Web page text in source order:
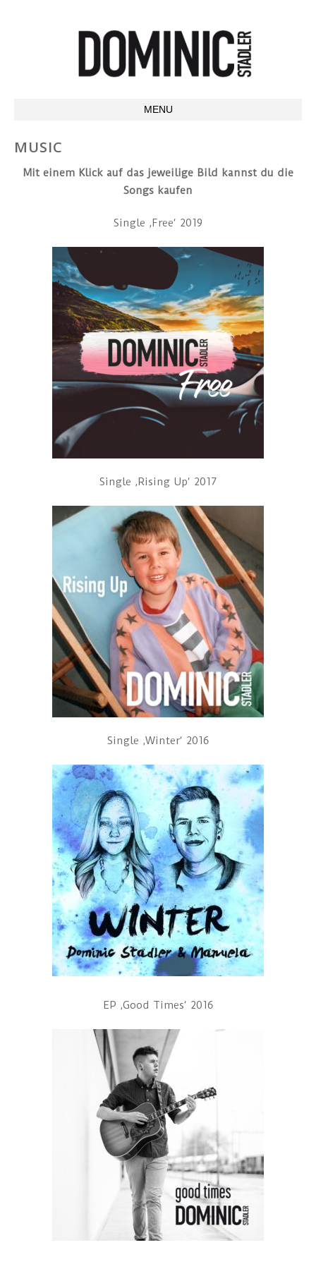
Dominic Stadler
| Singer &
MENU
MUSIC
Mit einem Klick auf das jeweilige Bild kannst du die
Songs kaufen
Single ‚Free‘ 2019
Single ‚Rising Up‘ 2017
Single ‚Winter‘ 2016
EP ‚Good Times‘ 2016